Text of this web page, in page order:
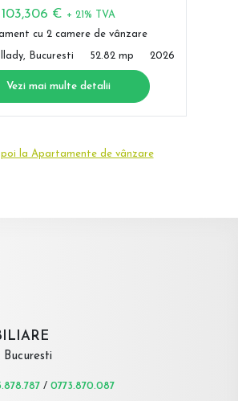
103,306 € + 21% TVA
cu 2 camere de vânzare
Bucuresti 52.82 mp 2026
Vezi mai multe detalii
la Apartamente de vânzare
/ 0773.870.087